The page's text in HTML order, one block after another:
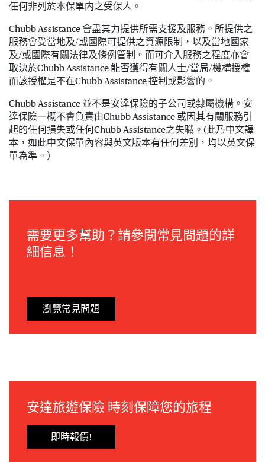
任何非列於本保單内之受保人。
Chubb Assistance 會盡其力提供所需支援及服務。所提供之
服務會受當地及/或國際可提供之資源限制，以及當地國家
及/或國際有關法律及條例管制。而可介入服務之程度亦會
取決於Chubb Assistance 能否獲得有關人士/當局/機構授權
而該授權是不在Chubb Assistance 控制或影響的。
Chubb Assistance 並不是安達保險的子公司或隸屬機構。安
達保險一概不會負責由Chubb Assistance 或因其有關服務引
起的任何損失或任何Chubb Assistance之失職。(此乃中文譯
本，如此中文保單內容與英文版本有任何差別，均以英文保
單為準。）
需要更多幫助？請參閱常見問題的詳
細信息！
瀏覽常見問題
安達旅遊保險 時刻保障您的旅程
即時報價!